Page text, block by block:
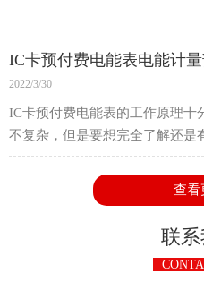
IC卡预付费电能表电能计
2022/3/30
IC卡预付费电能表的工作原理十
不复杂，但是要想完全了解还是
来一部分一部分的讲解，今天我
原理是怎样的。
查看
联